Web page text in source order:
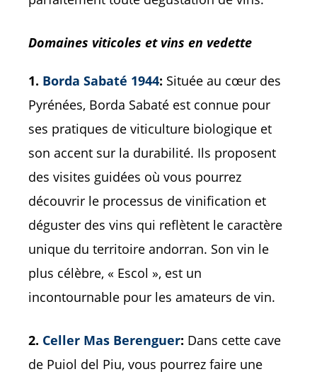
Domaines viticoles et vins en vedette
1. Borda Sabaté 1944: Située au cœur des
Pyrénées, Borda Sabaté est connue pour
ses pratiques de viticulture biologique et
son accent sur la durabilité. Ils proposent
des visites guidées où vous pourrez
découvrir le processus de vinification et
déguster des vins qui reflètent le caractère
unique du territoire andorran. Son vin le
plus célèbre, « Escol », est un
incontournable pour les amateurs de vin.
2. Celler Mas Berenguer: Dans cette cave
de Puiol del Piu, vous pourrez faire une